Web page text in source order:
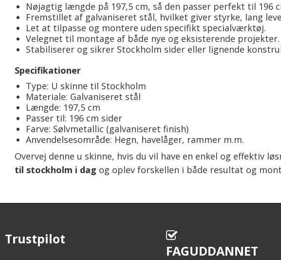
Nøjagtig længde på 197,5 cm, så den passer perfekt til 196
Fremstillet af galvaniseret stål, hvilket giver styrke, lang
Let at tilpasse og montere uden specifikt specialværktøj.
Velegnet til montage af både nye og eksisterende projekter.
Stabiliserer og sikrer Stockholm sider eller lignende
Specifikationer
Type: U skinne til Stockholm
Materiale: Galvaniseret stål
Længde: 197,5 cm
Passer til: 196 cm sider
Farve: Sølvmetallic (galvaniseret finish)
Anvendelsesområde: Hegn, havelåger, rammer m.m.
Overvej denne u skinne, hvis du vil have en enkel og effektiv
til stockholm i dag og oplev forskellen i både resultat og
Trustpilot
FAGUDDANNET